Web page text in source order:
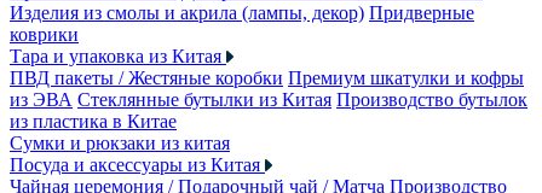
Изделия из смолы и акрила (лампы, декор) Придверные
коврики
Тара и упаковка из Китая
ПВД пакеты / Жестяные коробки Премиум шкатулки и кофры
из ЭВА Стеклянные бутылки из Китая Производство бутылок
из пластика в Китае
Сумки и рюкзаки из китая
Посуда и аксессуары из Китая
Чайная церемония / Подарочный чай / Матча Производство